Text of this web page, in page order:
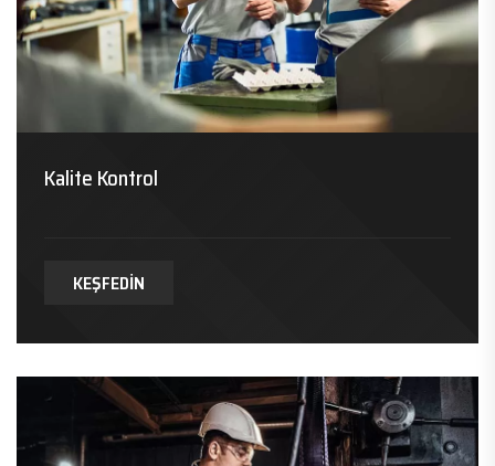
Kalite Kontrol
KEŞFEDIN